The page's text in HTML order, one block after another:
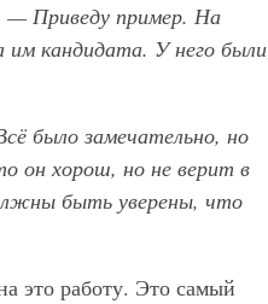
— Приведу пример. На
им кандидата. У него были
было замечательно, но
он хорош, но не верит в
быть уверены, что
это работу. Это самый